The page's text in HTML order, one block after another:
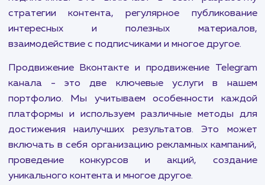
максимально эффективно использовать
социальных сетей. Мы предлагаем
решения, которые помогут вам привлечь и
целевую аудиторию, увеличить
бренда и увеличить продажи в Реутове.
Продвижение в социальных сетях — это
мероприятий, которые помогут вам
активность на страницах вашего бренда,
взаимодействие с аудиторией и привлечь
подписчиков. Это включает в себя